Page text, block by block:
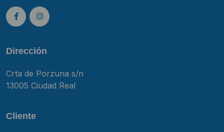
Dirección
Crta de Porzuna s/n
13005 Ciudad Real
Cliente